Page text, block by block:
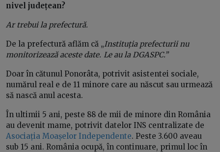
nivel județean?
Ar trebui la prefectură.
De la prefectură aflăm că „Instituția prefecturii nu
monitorizează aceste date. Le au la DGASPC.”
Doar în cătunul Ponorâta, potrivit asistentei sociale,
numărul real e de 11 minore care au născut sau urmează
să nască anul acesta.
În ultimii 5 ani, peste 88 de mii de minore din România
au devenit mame, potrivit datelor INS centralizate de
Asociația Moașelor Independente. Peste 3.600 aveau
sub 15 ani. România ocupă, în continuare, primul loc în